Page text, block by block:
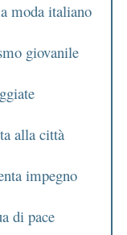
moda italiano
giovanile
alla città
impegno
di pace